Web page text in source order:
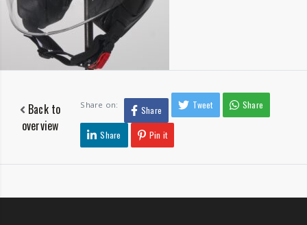
Back to
overview
Share on: Share Tweet Share
Share Pin it